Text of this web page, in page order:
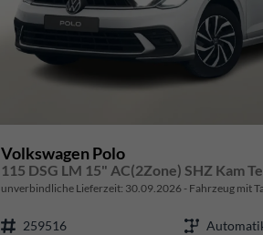
Volkswagen Polo
115 DSG LM 15" AC(2Zone) SHZ Kam
unverbindliche Lieferzeit: 30.09.2026 Fahrzeug mit
259516